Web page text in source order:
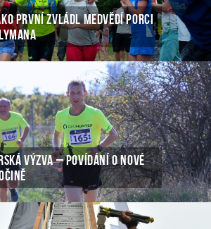
PRVNÍ ZVLÁDL MEDVĚDÍ PORCI
VÝZVA – POVÍDÁNÍ O NOVÉ